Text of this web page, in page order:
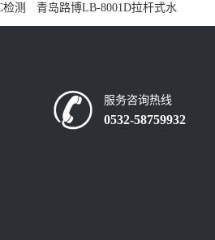
测
）
青岛路博LB-8001D拉杆式水
质采样器
服务咨询热线
0532-58759932